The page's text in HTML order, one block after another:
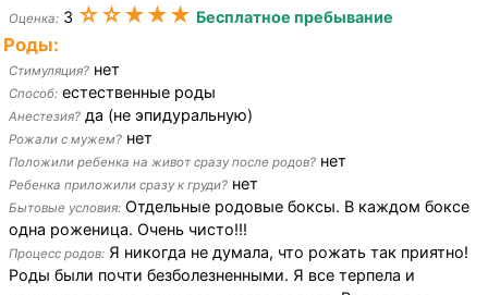
Оценка: 3 ☆☆★★★ Бесплатное пребывание
Роды:
Стимуляция? нет
Способ: естественные роды
Анестезия? да (не эпидуральную)
Рожали с мужем? нет
Положили ребенка на живот сразу после родов? нет
Ребенка приложили сразу к груди? нет
Бытовые условия: Отдельные родовые боксы. В каждом боксе
одна роженица. Очень чисто!!!
Процесс родов: Я никогда не думала, что рожать так приятно!
Роды были почти безболезненными. Я все терпела и